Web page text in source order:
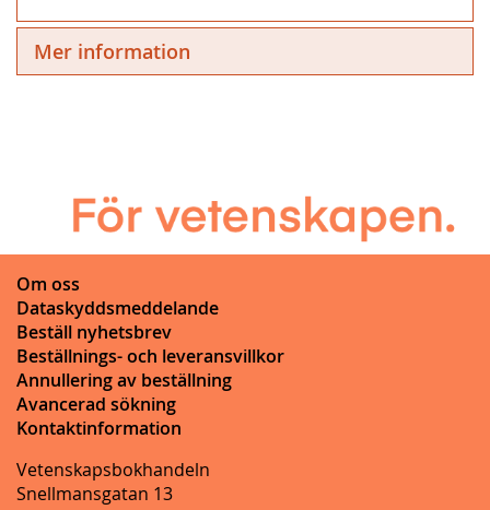
Mer information
Om oss
Dataskyddsmeddelande
Beställ nyhetsbrev
Beställnings- och leveransvillkor
Annullering av beställning
Avancerad sökning
Kontaktinformation
Vetenskapsbokhandeln
Snellmansgatan 13